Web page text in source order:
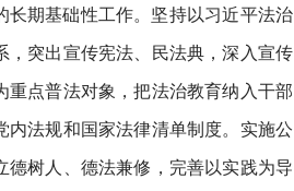
期基础性工作。坚持以习近平法治
突出宣传宪法、民法典，深入宣传
点普法对象，把法治教育纳入干部
法规和国家法律清单制度。实施公
树人、德法兼修，完善以实践为导